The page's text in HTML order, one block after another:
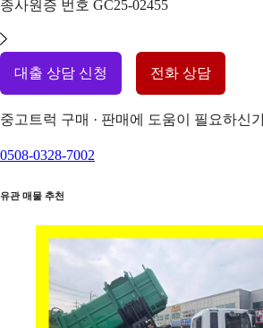
종사원증 번호 GC25-02455
대출 상담 신청 전화 상담
중고트럭 구매 · 판매에 도움이 필요하신
0508-0328-7002
유관 매물 추천